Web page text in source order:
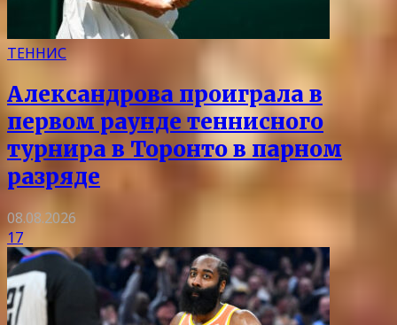
ТЕННИС
Александрова проиграла в
первом раунде теннисного
турнира в Торонто в парном
разряде
08.08.2026
17